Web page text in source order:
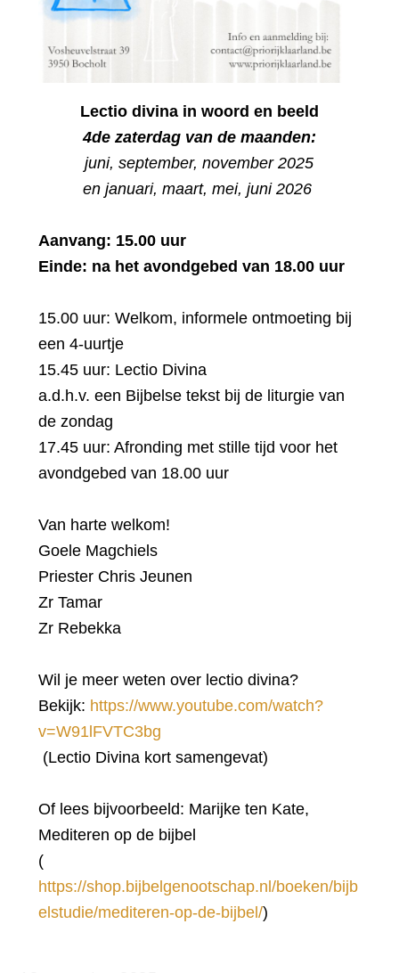
Lectio divina in woord en beeld
4dezaterdag van de maanden:
juni, september, november 2025
en januari, maart, mei, juni 2026
Aanvang: 15.00 uur
Einde: na het avondgebed van 18.00 uur
15.00 uur: Welkom, informele ontmoeting bij
een 4-uurtje
15.45 uur: Lectio Divina
a.d.h.v. een Bijbelse tekst bij de liturgie van
de zondag
17.45 uur: Afronding met stille tijd voor het
avondgebed van 18.00 uur
Van harte welkom!
Goele Magchiels
Priester Chris Jeunen
Zr Tamar
Zr Rebekka
Wil je meer weten over lectio divina?
Bekijk: https://www.youtube.com/watch?
v=W91lFVTC3bg
(Lectio Divina kort samengevat)
Of lees bijvoorbeeld: Marijke ten Kate,
Mediteren op de bijbel
(
https://shop.bijbelgenootschap.nl/boeken/bijb
elstudie/mediteren-op-de-bijbel/)